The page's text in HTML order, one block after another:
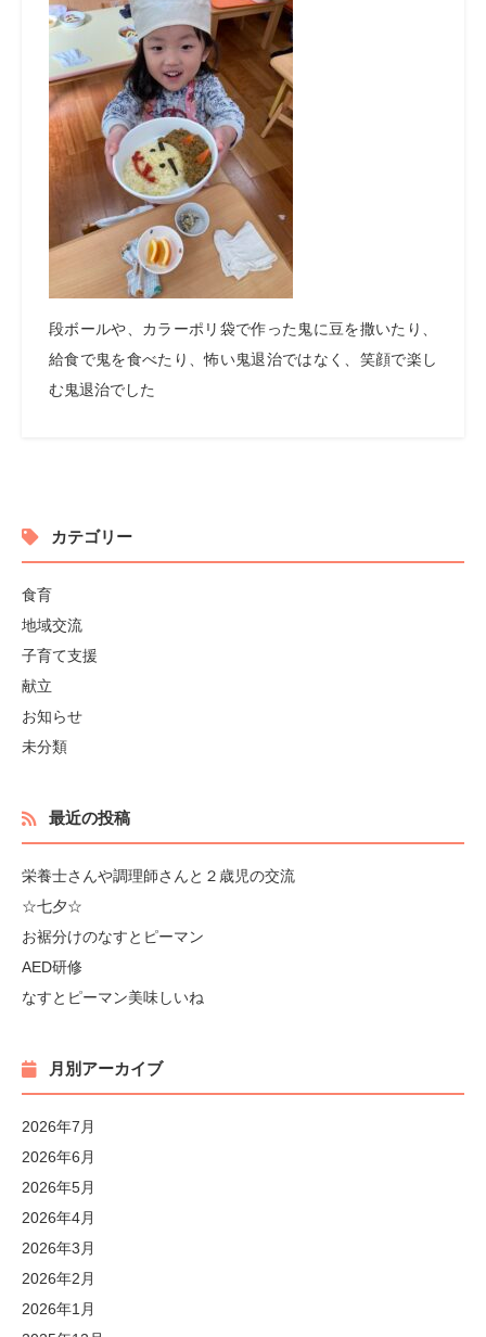
段ボールや、カラーポリ袋で作った鬼に豆を撒いたり、
給食で鬼を食べたり、怖い鬼退治ではなく、笑顔で楽し
む鬼退治でした
カテゴリー
食育
地域交流
子育て支援
献立
お知らせ
未分類
最近の投稿
栄養士さんや調理師さんと２歳児の交流
☆七夕☆
お裾分けのなすとピーマン
AED研修
なすとピーマン美味しいね
月別アーカイブ
2026年7月
2026年6月
2026年5月
2026年4月
2026年3月
2026年2月
2026年1月